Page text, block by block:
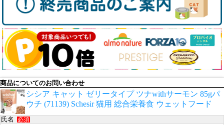
商品についてのお問い合わせ
シシア キャット ゼリータイプ ツナwithサーモン 85gパ
ウチ (71139) Schesir 猫用 総合栄養食 ウェットフード
氏名 必須